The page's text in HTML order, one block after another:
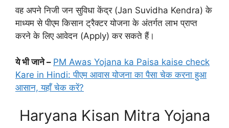
वह अपने निजी जन सुविधा केंद्र (Jan Suvidha Kendra) के
माध्यम से पीएम किसान ट्रैक्टर योजना के अंतर्गत लाभ प्राप्त
करने के लिए आवेदन (Apply) कर सकते हैं।
ये भी जाने – PM Awas Yojana ka Paisa kaise check
Kare in Hindi: पीएम आवास योजना का पैसा चेक करना हुआ
आसान, यहाँ चेक करें?
Haryana Kisan Mitra Yojana